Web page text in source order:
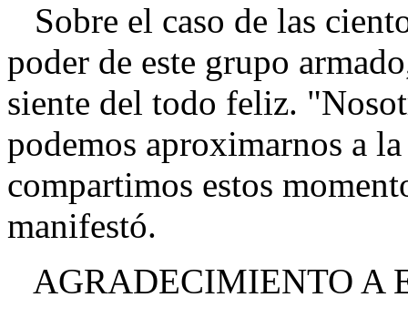
Sobre el caso de las
poder de este grupo
siente del todo feliz.
podemos aproximarnos a
compartimos estos
manifestó.
AGRADECIMIENTO A